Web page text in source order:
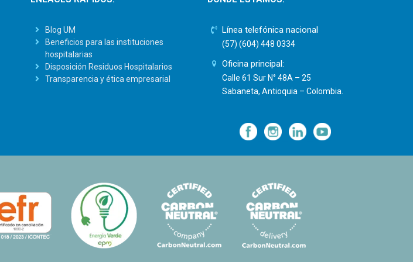
Blog UM
Beneficios para las instituciones
hospitalarias
Disposición Residuos Hospitalarios
Transparencia y ética empresarial
Línea telefónica nacional
(57) (604) 448 0334
Oficina principal:
Calle 61 Sur N° 48A – 25
Sabaneta, Antioquia – Colombia.